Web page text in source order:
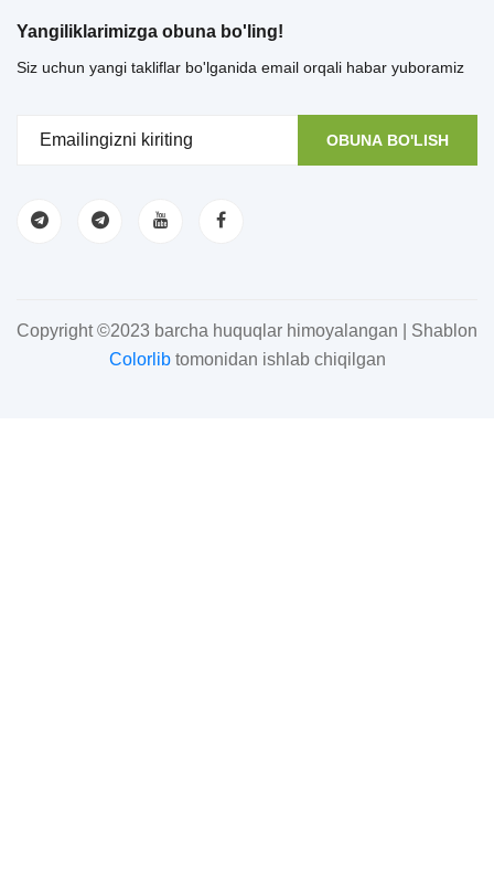
Yangiliklarimizga obuna bo'ling!
Siz uchun yangi takliflar bo'lganida email orqali habar yuboramiz
OBUNA BO'LISH
Copyright ©2023 barcha huquqlar himoyalangan | Shablon
Colorlibtomonidan ishlab chiqilgan